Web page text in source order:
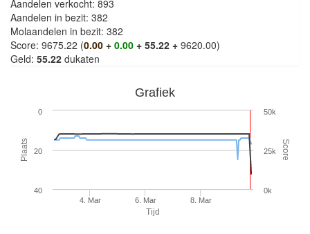
Aandelen verkocht: 893
Aandelen in bezit: 382
Molaandelen in bezit: 382
Score: 9675.22 (0.00 + 0.00 + 55.22 + 9620.00)
Geld: 55.22 dukaten
Tijd
Plaats Score
Grafiek
4. Mar 6. Mar 8. Mar
0
20
40 0k
25k
50k